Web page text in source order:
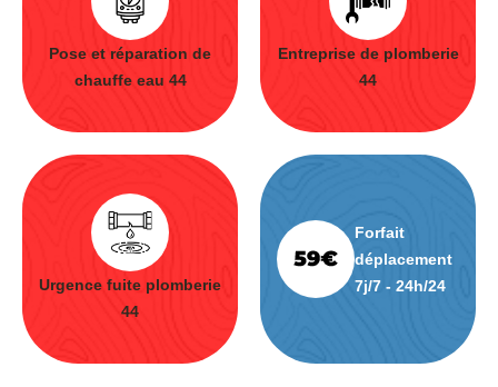
Pose et réparation de
chauffe eau 44
Entreprise de plomberie
44
Urgence fuite plomberie
44
Forfait
déplacement
7j/7 - 24h/24